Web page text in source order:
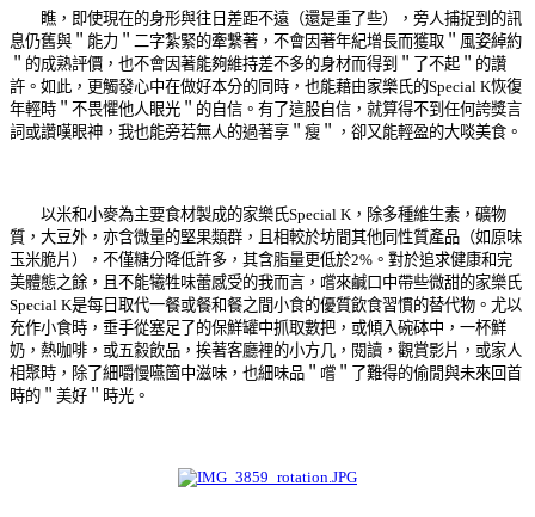
瞧，即使現在的身形與往日差距不遠（還是重了些），旁人捕捉到的訊
息仍舊與＂能力＂二字紮緊的牽繫著，不會因著年紀增長而獲取＂風姿綽約
＂的成熟評價，也不會因著能夠維持差不多的身材而得到＂了不起＂的讚
許。如此，更觸發心中在做好本分的同時，也能藉由家樂氏的Special K恢復
年輕時＂不畏懼他人眼光＂的自信。有了這股自信，就算得不到任何誇獎言
詞或讚嘆眼神，我也能旁若無人的過著享＂瘦＂，卻又能輕盈的大啖美食。
以米和小麥為主要食材製成的家樂氏Special K，除多種維生素，礦物
質，大豆外，亦含微量的堅果類群，且相較於坊間其他同性質產品（如原味
玉米脆片），不僅糖分降低許多，其含脂量更低於2%。對於追求健康和完
美體態之餘，且不能犧牲味蕾感受的我而言，嚐來鹹口中帶些微甜的家樂氏
Special K是每日取代一餐或餐和餐之間小食的優質飲食習慣的替代物。尤以
充作小食時，垂手從塞足了的保鮮罐中抓取數把，或傾入碗砵中，一杯鮮
奶，熱咖啡，或五縠飲品，挨著客廳裡的小方几，閱讀，觀賞影片，或家人
相聚時，除了細嚼慢嚥箇中滋味，也細味品＂嚐＂了難得的偷閒與未來回首
時的＂美好＂時光。